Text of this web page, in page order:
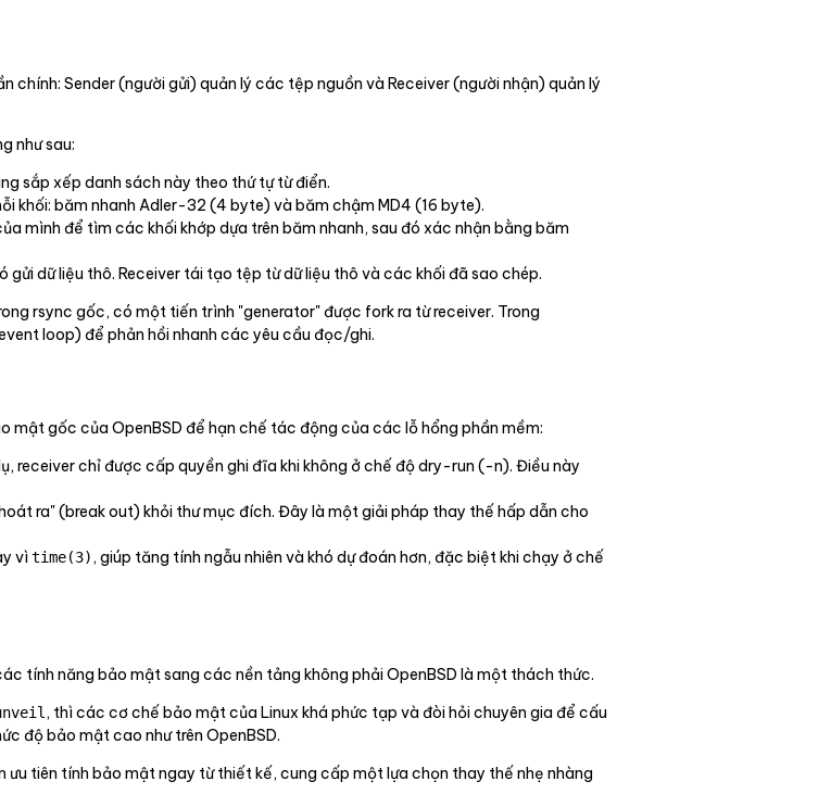
Sender (người gửi) quản lý các tệp nguồn và Receiver (người nhận) quản lý
như sau:
sắp xếp danh sách này theo thứ tự từ điển.
khối: băm nhanh Adler-32 (4 byte) và băm chậm MD4 (16 byte).
mình để tìm các khối khớp dựa trên băm nhanh, sau đó xác nhận bằng băm
gửi dữ liệu thô. Receiver tái tạo tệp từ dữ liệu thô và các khối đã sao chép.
rsync gốc, có một tiến trình "generator" được fork ra từ receiver. Trong
loop) để phản hồi nhanh các yêu cầu đọc/ghi.
gốc của OpenBSD để hạn chế tác động của các lỗ hổng phần mềm:
receiver chỉ được cấp quyền ghi đĩa khi không ở chế độ dry-run (-n). Điều này
ra" (break out) khỏi thư mục đích. Đây là một giải pháp thay thế hấp dẫn cho
vìtime(3), giúp tăng tính ngẫu nhiên và khó dự đoán hơn, đặc biệt khi chạy ở chế
tính năng bảo mật sang các nền tảng không phải OpenBSD là một thách thức.
, thì các cơ chế bảo mật của Linux khá phức tạp và đòi hỏi chuyên gia để cấu
độ bảo mật cao như trên OpenBSD.
tiên tính bảo mật ngay từ thiết kế, cung cấp một lựa chọn thay thế nhẹ nhàng